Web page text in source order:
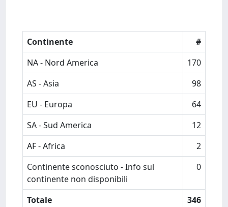
Continente
#
NA - Nord America
170
AS - Asia
98
EU - Europa
64
SA - Sud America
12
AF - Africa
2
Continente sconosciuto - Info sul
continente non disponibili
0
Totale 346